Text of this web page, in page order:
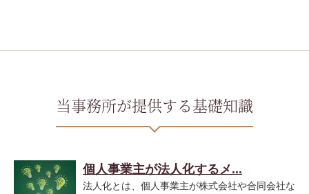
当事務所が提供する基礎知識
個人事業主が法人化するメ...
法人化とは、個人事業主が株式会社や合同会社な